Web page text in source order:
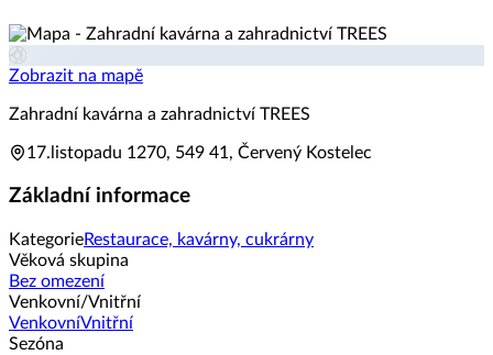
Zobrazit na mapě
Zahradní kavárna a zahradnictví TREES
17.listopadu 1270, 549 41, Červený Kostelec
Základní informace
KategorieRestaurace, kavárny, cukrárny
Věková skupina
Bez omezení
Venkovní/Vnitřní
VenkovníVnitřní
Sezóna